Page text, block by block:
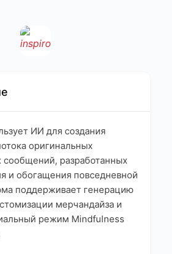
ИИ для создания
оригинальных
разработанных
и обогащения повседневной
поддерживает генерацию
мерчандайза и
режим Mindfulness